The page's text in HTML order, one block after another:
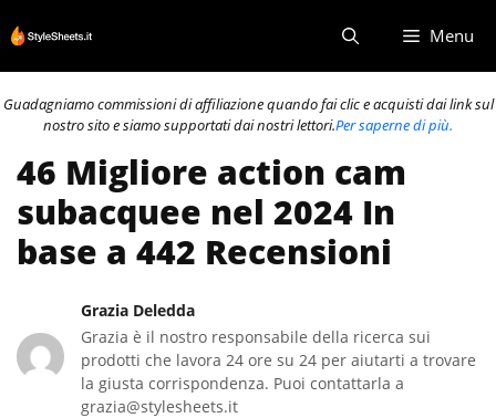
al
contenuto
Menu
Guadagniamo commissioni di affiliazione quando fai clic e acquisti dai link sul
nostro sito e siamo supportati dai nostri lettori.Per saperne di più.
46 Migliore action cam
subacquee nel 2024 In
base a 442 Recensioni
Grazia Deledda
Grazia è il nostro responsabile della ricerca sui
prodotti che lavora 24 ore su 24 per aiutarti a trovare
la giusta corrispondenza. Puoi contattarla a
grazia@stylesheets.it